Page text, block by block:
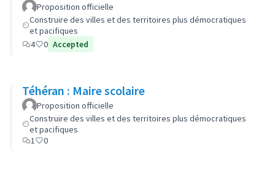
Proposition officielle
Construire des villes et des territoires plus démocratiques
et pacifiques
4
0 Accepted
Téhéran : Maire scolaire
Proposition officielle
Construire des villes et des territoires plus démocratiques
et pacifiques
1
0